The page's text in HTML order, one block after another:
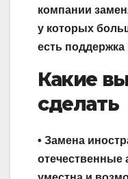
компании
у которых
есть поддержка
Какие
сделать
• Замена
отечественные